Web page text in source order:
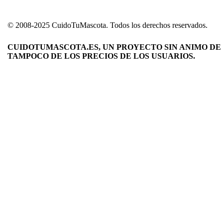
© 2008-2025 CuidoTuMascota. Todos los derechos reservados.
CUIDOTUMASCOTA.ES, UN PROYECTO SIN ANIMO
TAMPOCO DE LOS PRECIOS DE LOS USUARIOS.